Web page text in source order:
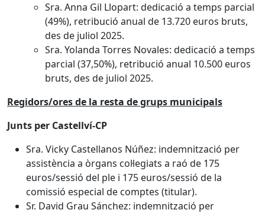
Sra. Anna Gil Llopart: dedicació a temps parcial
(49%), retribució anual de 13.720 euros bruts,
des de juliol 2025.
Sra. Yolanda Torres Novales: dedicació a temps
parcial (37,50%), retribució anual 10.500 euros
bruts, des de juliol 2025.
Regidors/ores de la resta de grups municipals
Junts per Castellví-CP
Sra. Vicky Castellanos Núñez: indemnització per
assistència a òrgans col·legiats a raó de 175
euros/sessió del ple i 175 euros/sessió de la
comissió especial de comptes (titular).
Sr. David Grau Sánchez: indemnització per